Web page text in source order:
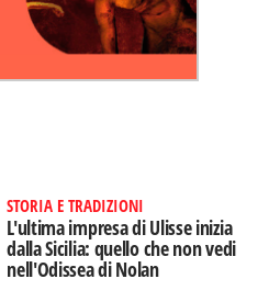
STORIA E TRADIZIONI
L'ultima impresa di Ulisse inizia
dalla Sicilia: quello che non vedi
nell'Odissea di Nolan